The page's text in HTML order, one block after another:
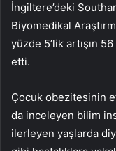
İngiltere’deki
Biyomedikal
yüzde 5’lik artışın
etti.
Çocuk obezitesinin
da inceleyen bilim
ilerleyen yaşlarda